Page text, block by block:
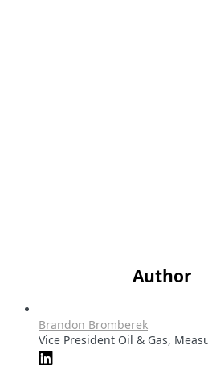
Author
Brandon Bromberek
Vice President Oil & Gas,